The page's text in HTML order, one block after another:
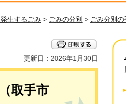
生するごみ > ごみの分別 > ごみ分別
更新日：2026年1月30日
取手市